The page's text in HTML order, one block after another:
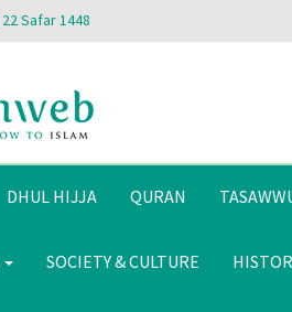
22 Safar 1448
DHUL HIJJA QURAN
SOCIETY & CULTURE